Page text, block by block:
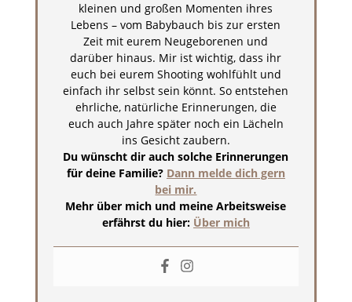
kleinen und großen Momenten ihres
Lebens – vom Babybauch bis zur ersten
Zeit mit eurem Neugeborenen und
darüber hinaus. Mir ist wichtig, dass ihr
euch bei eurem Shooting wohlfühlt und
einfach ihr selbst sein könnt. So entstehen
ehrliche, natürliche Erinnerungen, die
euch auch Jahre später noch ein Lächeln
ins Gesicht zaubern.
Du wünscht dir auch solche Erinnerungen
für deine Familie? Dann melde dich gern
bei mir.
Mehr über mich und meine Arbeitsweise
erfährst du hier: Über mich